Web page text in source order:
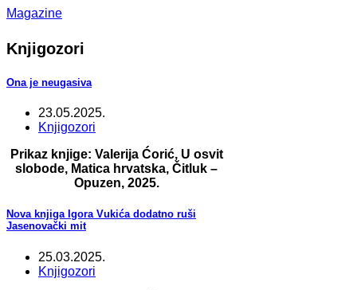
Magazine
Knjigozori
Ona je neugasiva
23.05.2025.
Knjigozori
Prikaz knjige: Valerija Ćorić, U osvit
slobode, Matica hrvatska, Čitluk –
Opuzen, 2025.
Nova knjiga Igora Vukića dodatno ruši
Jasenovački mit
25.03.2025.
Knjigozori